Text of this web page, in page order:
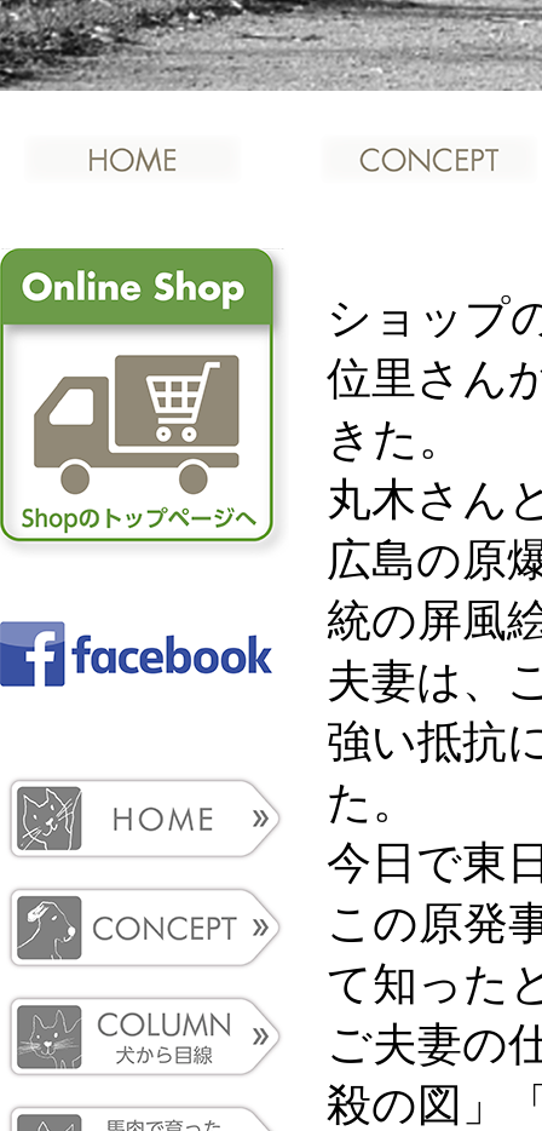
ショップ
位里さん
きた。
丸木さん
広島の原
統の屏風
夫妻は、
強い抵抗
た。
今日で東
この原発
て知った
ご夫妻の
殺の図」